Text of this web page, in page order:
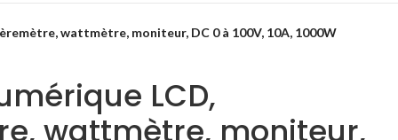
wattmètre, moniteur, DC 0 à 100V, 10A, 1000W
LCD,
wattmètre, moniteur,